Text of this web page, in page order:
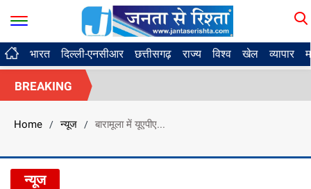
भारत दिल्ली-एनसीआर छत्तीसगढ़ राज्य विश्व खेल व्यापार
BREAKING
Home / न्यूज / बारामूला में यूएपीए...
न्यूज